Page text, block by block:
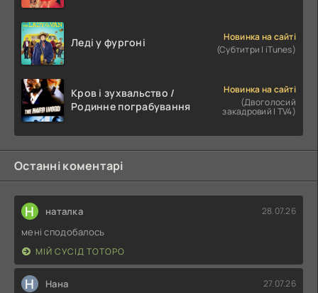
Леді у фургоні
Новинка на сайті
(Субтитри | iTunes)
Кров і зухвальство /
Родинне пограбування
Новинка на сайті
(Двоголосий
закадровий | TV4)
Останні коментарі
Н наталка 28.07.26
мені сподобалось
МІЙ СУСІД ТОТОРО
Н Нана 27.07.26